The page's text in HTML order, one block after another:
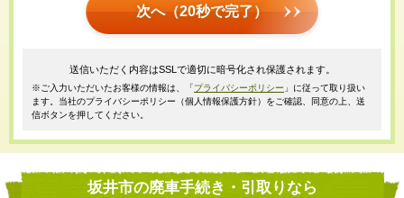
次へ（20秒で完了）
送信いただく内容はSSLで適切に暗号化され保護されます。
※ご入力いただいたお客様の情報は、「プライバシーポリシー 」に従って取り扱い
ます。当社のプライバシーポリシー（個人情報保護方針）をご確認、同意の上、送
信ボタンを押してください。
坂井市の廃車手続き・引取りなら